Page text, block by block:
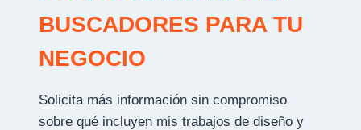
BUSCADORES PARA TU
NEGOCIO
Solicita más información sin compromiso
sobre qué incluyen mis trabajos de diseño y